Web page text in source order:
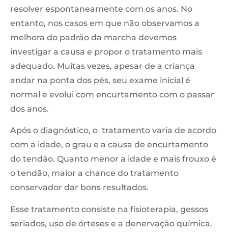
resolver espontaneamente com os anos. No
entanto, nos casos em que não observamos a
melhora do padrão da marcha devemos
investigar a causa e propor o tratamento mais
adequado. Muitas vezes, apesar de a criança
andar na ponta dos pés, seu exame inicial é
normal e evolui com encurtamento com o passar
dos anos.
Após o diagnóstico, o tratamento varia de acordo
com a idade, o grau e a causa de encurtamento
do tendão. Quanto menor a idade e mais frouxo é
o tendão, maior a chance do tratamento
conservador dar bons resultados.
Esse tratamento consiste na fisioterapia, gessos
seriados, uso de órteses e a denervação química.